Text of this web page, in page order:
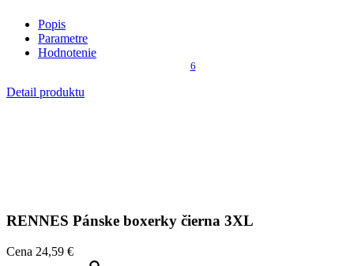
Popis
Parametre
Hodnotenie
6
Detail produktu
RENNES Pánske boxerky čierna 3XL
Cena 24,59 €